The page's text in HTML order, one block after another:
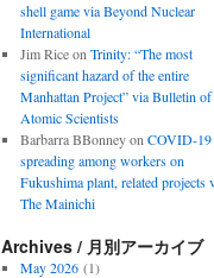
shell game via Beyond Nuclear
International
Jim Riceon Trinity: “The most
significant hazard of the entire
Manhattan Project” via Bulletin of
Atomic Scientists
Barbarra BBonneyon COVID-19
spreading among workers on
Fukushima plant, related projects
The Mainichi
Archives / 月別アーカイブ
May 2026(1)